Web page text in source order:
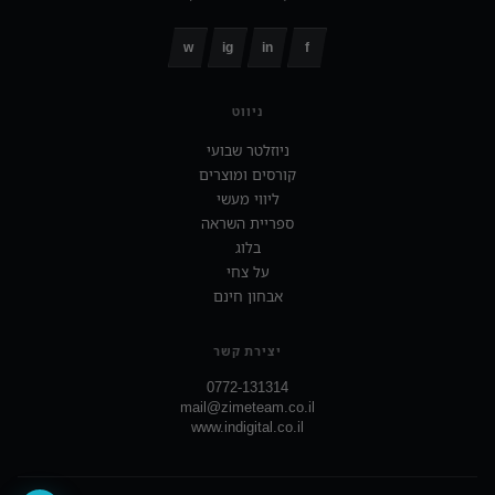
f
in
ig
w
ניווט
ניוזלטר שבועי
קורסים ומוצרים
ליווי מעשי
ספריית השראה
בלוג
על צחי
אבחון חינם
יצירת קשר
0772-131314
mail@zimeteam.co.il
www.indigital.co.il